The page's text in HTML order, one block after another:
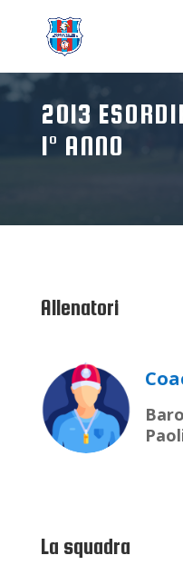
2013
1° ANNO
Allenatori
La squadra